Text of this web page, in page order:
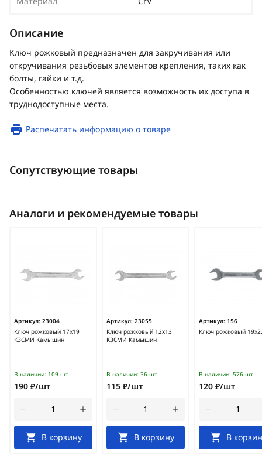
Описание
Ключ рожковый предназначен для закручивания или
откручивания резьбовых элементов крепления, таких как
болты, гайки и т.д.
Особенностью ключей является возможность их доступа в
труднодоступные места.
Распечатать информацию о товаре
Сопутствующие товары
Аналоги и рекомендуемые товары
Артикул: 23004
Ключ рожковый 17х19
КЗСМИ Камышин
В наличии: 109 шт
190 ₽/шт
В корзину
Артикул: 23055
Ключ рожковый 12х13
КЗСМИ Камышин
В наличии: 36 шт
115 ₽/шт
В корзину
Артикул: 156
Ключ рожковый
В наличии: 576 шт
120 ₽/шт
В